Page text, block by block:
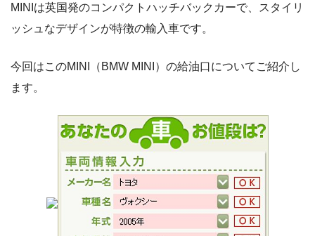
MINIは英国発のコンパクトハッチバックカーで、スタイリ
ッシュなデザインが特徴の輸入車です。
今回はこのMINI（BMW MINI）の給油口についてご紹介し
ます。